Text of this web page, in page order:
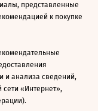
представленные
к покупке
и анализа сведений,
«Интернет»,